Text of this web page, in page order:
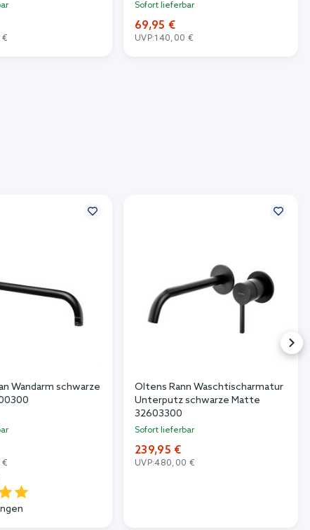
€
Sofort lieferbar
69,95 €
UVP:140,00 €
Wandarm schwarze
€
Oltens Rann Waschtischarmatur
Unterputz schwarze Matte
32603300
Sofort lieferbar
239,95 €
UVP:480,00 €